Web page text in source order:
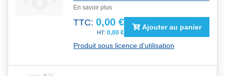
En savoir plus
TTC: 0,00 €
0,00 €
Ajouter au panier
Produit sous licence d'utilisation